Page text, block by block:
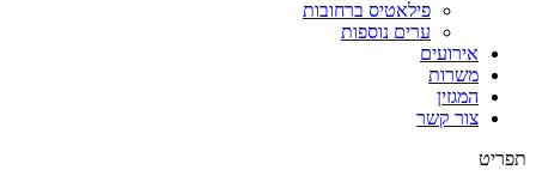
פילאטיס ברחובות
ערים נוספות
אירועים
משרות
המגזין
צור קשר
תפריט